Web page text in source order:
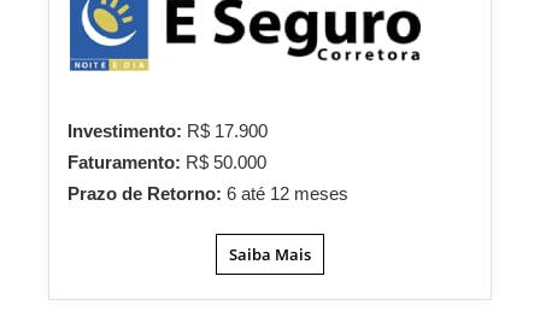
Investimento: R$ 17.900
Faturamento: R$ 50.000
Prazo de Retorno: 6 até 12 meses
Saiba Mais